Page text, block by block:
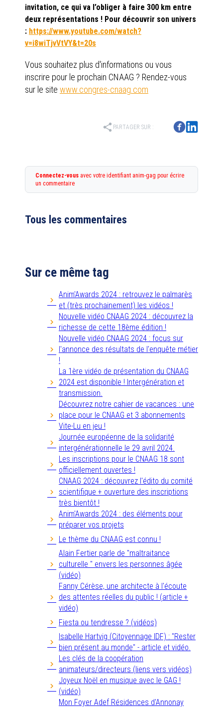
invitation, ce qui va l’obliger à faire 300 km entre
deux représentations ! Pour découvrir son univers
: https://www.youtube.com/watch?
v=i8wiTjvVtVY&t=20s
Vous souhaitez plus d'informations ou vous
inscrire pour le prochain CNAAG ? Rendez-vous
sur le site www.congres-cnaag.com
share PARTAGER SUR :
Connectez-vous avec votre identifiant anim-gag pour écrire
un commentaire
Tous les commentaires
Sur ce même tag
Anim'Awards 2024 : retrouvez le palmarès
et (très prochainement) les vidéos !
Nouvelle vidéo CNAAG 2024 : découvrez la
richesse de cette 18ème édition !
Nouvelle vidéo CNAAG 2024 : focus sur
l'annonce des résultats de l'enquête métier
!
La 1ère vidéo de présentation du CNAAG
2024 est disponible ! Intergénération et
transmission.
Découvrez notre cahier de vacances : une
place pour le CNAAG et 3 abonnements
Vite-Lu en jeu !
Journée européenne de la solidarité
intergénérationnelle le 29 avril 2024.
Les inscriptions pour le CNAAG 18 sont
officiellement ouvertes !
CNAAG 2024 : découvrez l'édito du comité
scientifique + ouverture des inscriptions
très bientôt !
Anim'Awards 2024 : des éléments pour
préparer vos projets
Le thème du CNAAG est connu !
Alain Fertier parle de "maltraitance
culturelle " envers les personnes âgée
(vidéo)
Fanny Cérèse, une architecte à l'écoute
des attentes réelles du public ! (article +
vidéo)
Fiesta ou tendresse ? (vidéos)
Isabelle Hartvig (Citoyennage IDF) : "Rester
bien présent au monde" - article et vidéo.
Les clés de la coopération
animateurs/directeurs (liens vers vidéos)
Joyeux Noël en musique avec le GAG !
(vidéo)
Mon Foyer Adef Résidences d'Annonay